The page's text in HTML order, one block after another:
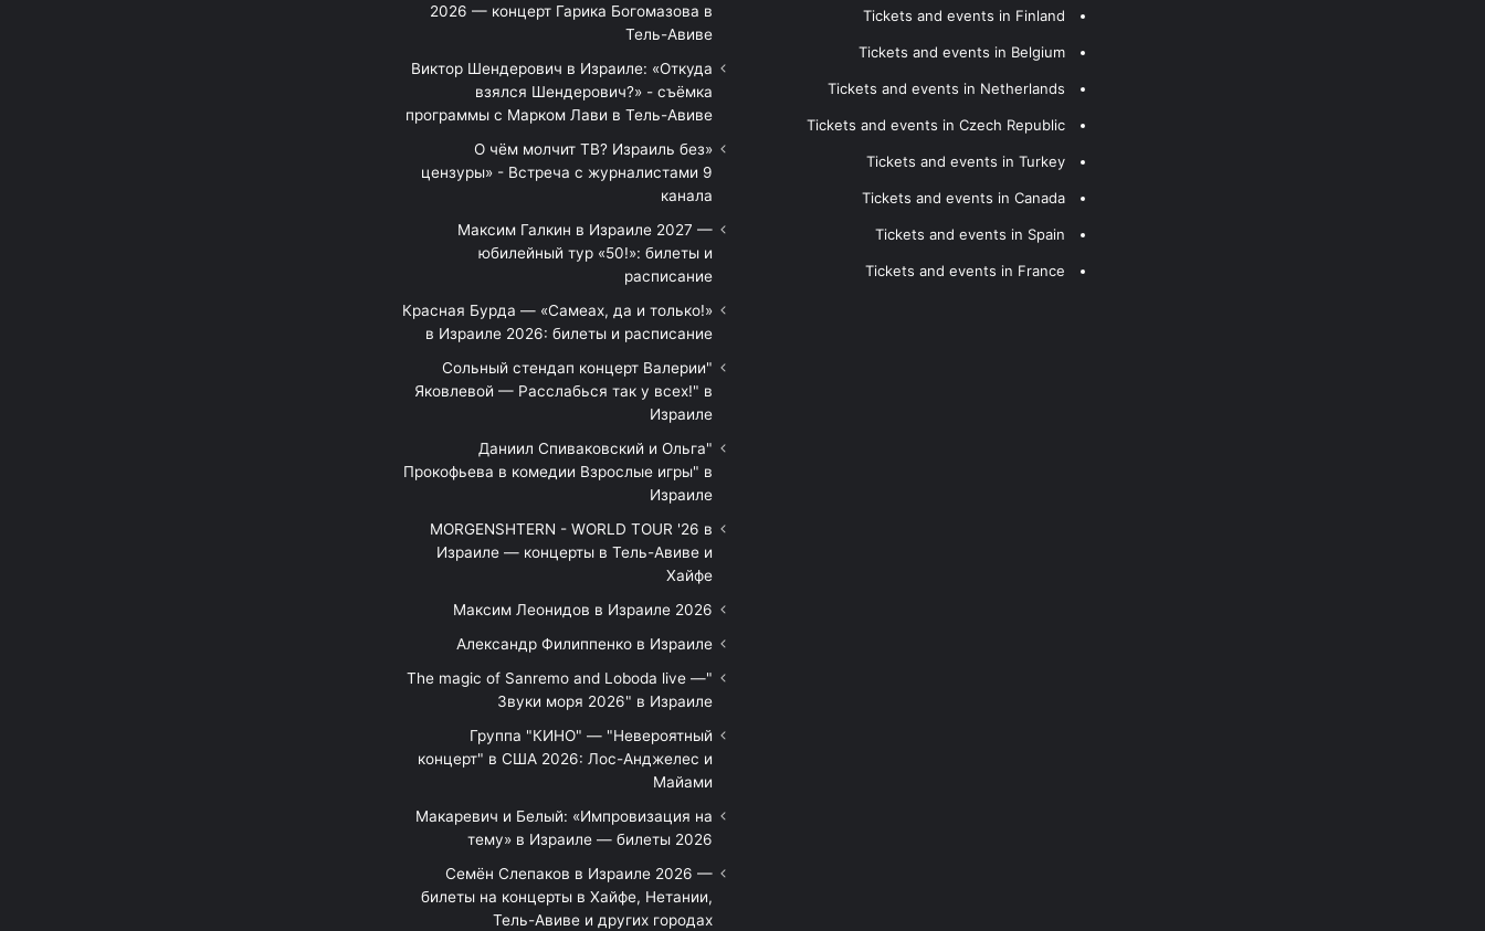
Tickets and events in Finland
Tickets and events in Belgium
Tickets and events in Netherlands
Tickets and events in Czech Republic
Tickets and events in Turkey
Tickets and events in Canada
Tickets and events in Spain
Tickets and events in France
2026 — концерт Гарика Богомазова в
Тель-Авиве
Виктор Шендерович в Израиле: «Откуда
взялся Шендерович?» - съёмка
программы с Марком Лави в Тель-Авиве
«О чём молчит ТВ? Израиль без
цензуры» - Встреча с журналистами 9
канала
Максим Галкин в Израиле 2027 —
юбилейный тур «50!»: билеты и
расписание
Красная Бурда — «Самеах, да и только!»
в Израиле 2026: билеты и расписание
"Сольный стендап концерт Валерии
Яковлевой — Расслабься так у всех!" в
Израиле
"Даниил Спиваковский и Ольга
Прокофьева в комедии Взрослые игры" в
Израиле
MORGENSHTERN - WORLD TOUR '26 в
Израиле — концерты в Тель-Авиве и
Хайфе
Максим Леонидов в Израиле 2026
Александр Филиппенко в Израиле
"The magic of Sanremo and Loboda live —
Звуки моря 2026" в Израиле
Группа "КИНО" — "Невероятный
концерт" в США 2026: Лос-Анджелес и
Майами
Макаревич и Белый: «Импровизация на
тему» в Израиле — билеты 2026
Семён Слепаков в Израиле 2026 —
билеты на концерты в Хайфе, Нетании,
Тель-Авиве и других городах